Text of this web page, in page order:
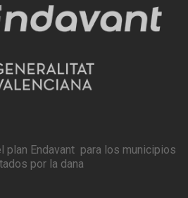
plan Endavant para los municipios
por la dana